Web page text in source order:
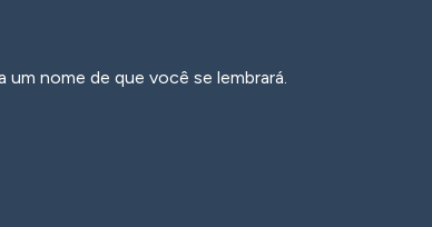
nome de que você se lembrará.